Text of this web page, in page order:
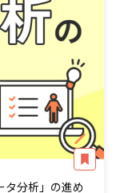
タ分析」の進め